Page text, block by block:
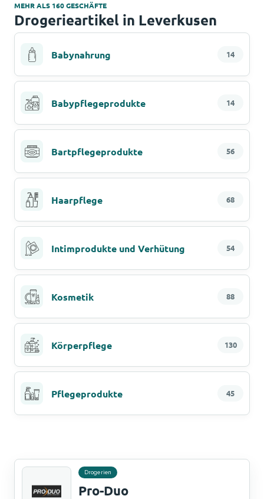
MEHR ALS 160 GESCHÄFTE
Drogerieartikel in Leverkusen
Babynahrung 14
Babypflegeprodukte 14
Bartpflegeprodukte 56
Haarpflege 68
Intimprodukte und Verhütung 54
Kosmetik 88
Körperpflege 130
Pflegeprodukte 45
Drogerien
Pro-Duo